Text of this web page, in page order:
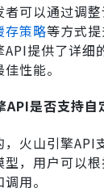
者可以通过调
存策略等方式
API提供了详细
性能。
API是否支持自
，火山引擎API
型，用户可以
用。